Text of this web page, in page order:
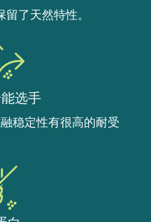
了天然特性。
选手
稳定性有很高的耐受